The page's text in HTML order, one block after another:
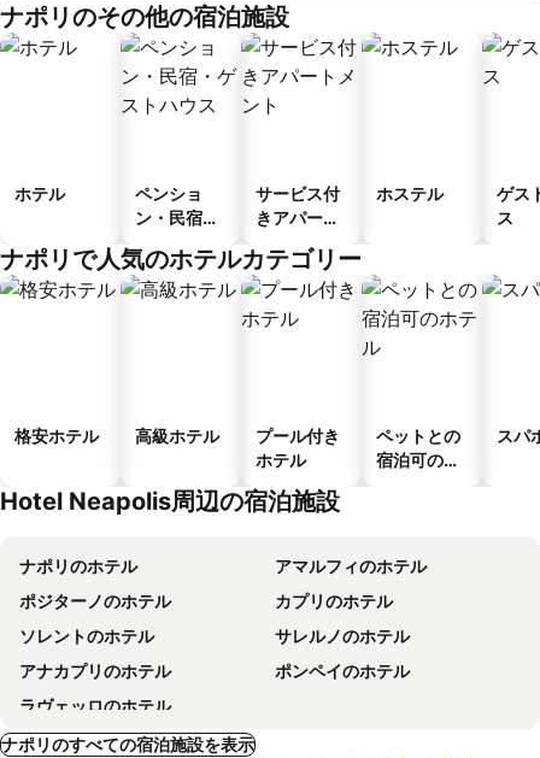
ナポリのその他の宿泊施設
ホテル
ペンショ
ン・民宿・
ス
サービス付
きアパート
ホステル
ゲス
ス
ナポリで人気のホテルカテゴリー
格安ホテル 高級ホテル
プール付き
ホテル
ペットとの
宿泊可のホ
スパ
Hotel Neapolis周辺の宿泊施設
ナポリのホテル
アマルフィのホテル
ポジターノのホテル
カプリのホテル
ソレントのホテル
サレルノのホテル
アナカプリのホテル
ポンペイのホテル
ラヴェッロのホテル
ナポリのすべての宿泊施設を表示